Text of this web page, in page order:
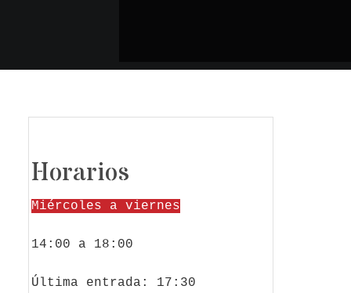
Horarios
Miércoles a viernes
14:00 a 18:00
Última entrada: 17:30